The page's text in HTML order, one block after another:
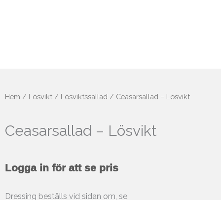
Hem / Lösvikt / Lösviktssallad / Ceasarsallad – Lösvikt
Ceasarsallad – Lösvikt
Logga in för att se pris
Dressing beställs vid sidan om, se